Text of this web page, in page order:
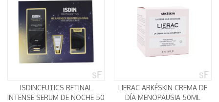
ISDINCEUTICS RETINAL
INTENSE SERUM DE NOCHE 50
LIERAC ARKÉSKIN CREMA DE
DÍA MENOPAUSIA 50ML